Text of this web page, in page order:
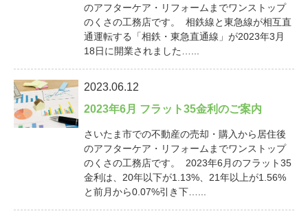
のアフターケア・リフォームまでワンストップ
のくさの工務店です。 相鉄線と東急線が相互直
通運転する「相鉄・東急直通線」が2023年3月
18日に開業されました…...
2023.06.12
2023年6月 フラット35金利のご案内
さいたま市での不動産の売却・購入から居住後
のアフターケア・リフォームまでワンストップ
のくさの工務店です。 2023年6月のフラット35
金利は、20年以下が1.13%、21年以上が1.56%
と前月から0.07%引き下…...